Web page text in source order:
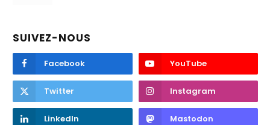
SUIVEZ-NOUS
Facebook YouTube
Twitter Instagram
LinkedIn Mastodon